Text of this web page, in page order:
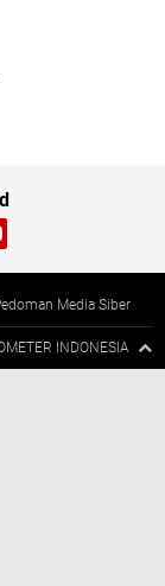
Media Siber
INDONESIA